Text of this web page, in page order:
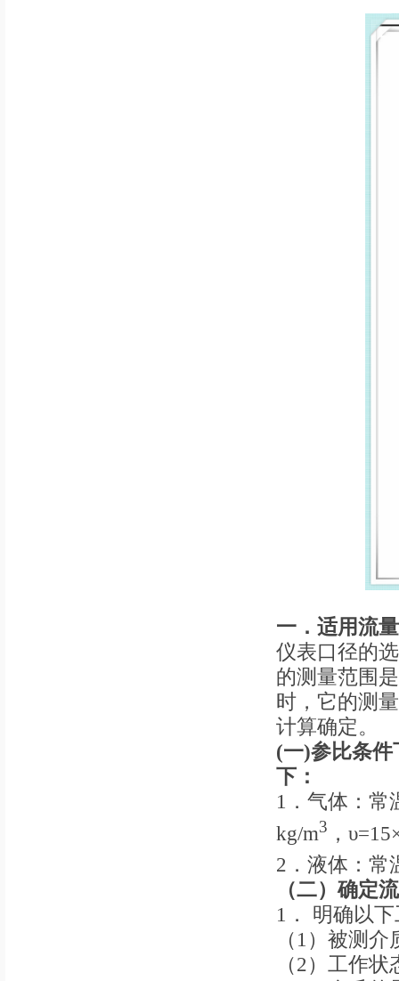
一． 适用流
仪表口径的
的测量范围
时，它的测
计算确定。
(一)参比条件
下：
1．气体：常
kg/m3 ，
2．液体：常
（二）确定
1． 明确以
（1）被测
（2）工作